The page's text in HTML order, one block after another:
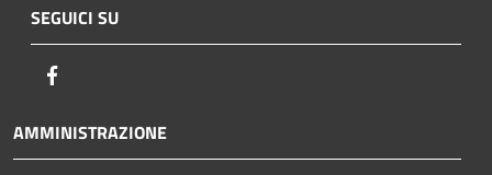
SEGUICI SU
AMMINISTRAZIONE